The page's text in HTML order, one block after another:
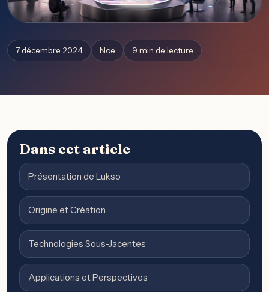
7 décembre 2024 Noe 9 min de lecture
Dans cet article
Présentation de Lukso
Origine et Création
Technologies Sous-Jacentes
Applications et Perspectives